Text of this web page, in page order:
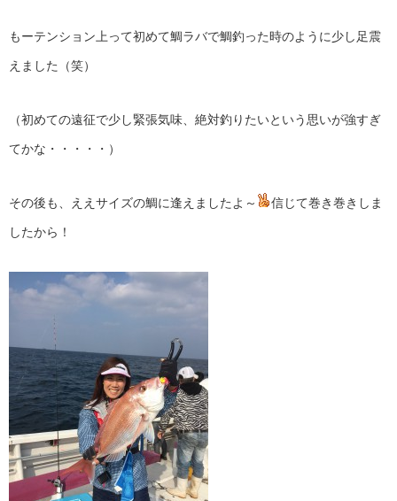
もーテンション上って初めて鯛ラバで鯛釣った時のように少し足震
えました（笑）
（初めての遠征で少し緊張気味、絶対釣りたいという思いが強すぎ
てかな・・・・・）
その後も、ええサイズの鯛に逢えましたよ～ 信じて巻き巻きしま
したから！